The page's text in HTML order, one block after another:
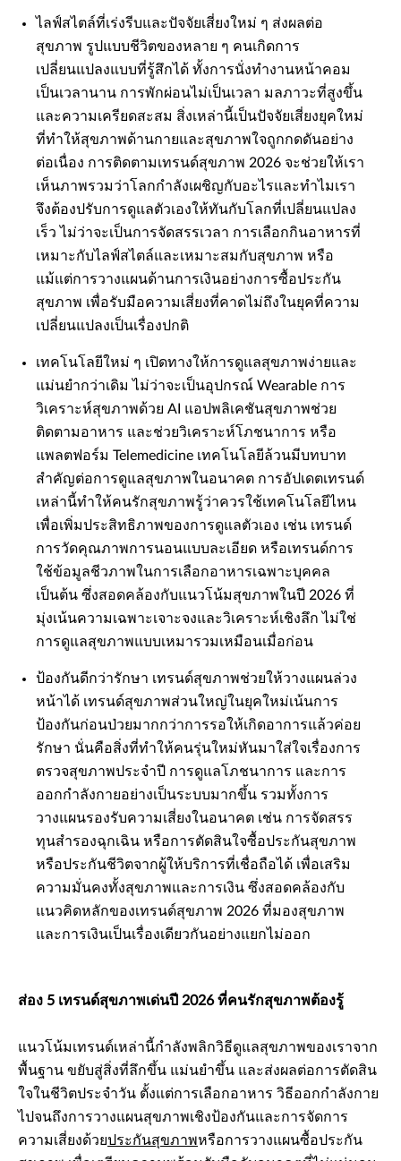
ไลฟ์สไตล์ที่เร่งรีบและปัจจัยเสี่ยงใหม่ ๆ ส่งผลต่อ
สุขภาพ รูปแบบชีวิตของหลาย ๆ คนเกิดการ
เปลี่ยนแปลงแบบที่รู้สึกได้ ทั้งการนั่งทำงานหน้าคอม
เป็นเวลานาน การพักผ่อนไม่เป็นเวลา มลภาวะที่สูงขึ้น
และความเครียดสะสม สิ่งเหล่านี้เป็นปัจจัยเสี่ยงยุคใหม่
ที่ทำให้สุขภาพด้านกายและสุขภาพใจถูกกดดันอย่าง
ต่อเนื่อง การติดตามเทรนด์สุขภาพ 2026 จะช่วยให้เรา
เห็นภาพรวมว่าโลกกำลังเผชิญกับอะไรและทำไมเรา
จึงต้องปรับการดูแลตัวเองให้ทันกับโลกที่เปลี่ยนแปลง
เร็ว ไม่ว่าจะเป็นการจัดสรรเวลา การเลือกกินอาหารที่
เหมาะกับไลฟ์สไตล์และเหมาะสมกับสุขภาพ หรือ
แม้แต่การวางแผนด้านการเงินอย่างการซื้อประกัน
สุขภาพ เพื่อรับมือความเสี่ยงที่คาดไม่ถึงในยุคที่ความ
เปลี่ยนแปลงเป็นเรื่องปกติ
เทคโนโลยีใหม่ ๆ เปิดทางให้การดูแลสุขภาพง่ายและ
แม่นยำกว่าเดิม ไม่ว่าจะเป็นอุปกรณ์ Wearable การ
วิเคราะห์สุขภาพด้วย AI แอปพลิเคชันสุขภาพช่วย
ติดตามอาหาร และช่วยวิเคราะห์โภชนาการ หรือ
แพลตฟอร์ม Telemedicine เทคโนโลยีล้วนมีบทบาท
สำคัญต่อการดูแลสุขภาพในอนาคต การอัปเดตเทรนด์
เหล่านี้ทำให้คนรักสุขภาพรู้ว่าควรใช้เทคโนโลยีไหน
เพื่อเพิ่มประสิทธิภาพของการดูแลตัวเอง เช่น เทรนด์
การวัดคุณภาพการนอนแบบละเอียด หรือเทรนด์การ
ใช้ข้อมูลชีวภาพในการเลือกอาหารเฉพาะบุคคล
เป็นต้น ซึ่งสอดคล้องกับแนวโน้มสุขภาพในปี 2026 ที่
มุ่งเน้นความเฉพาะเจาะจงและวิเคราะห์เชิงลึก ไม่ใช่
การดูแลสุขภาพแบบเหมารวมเหมือนเมื่อก่อน
ป้องกันดีกว่ารักษา เทรนด์สุขภาพช่วยให้วางแผนล่วง
หน้าได้ เทรนด์สุขภาพส่วนใหญ่ในยุคใหม่เน้นการ
ป้องกันก่อนป่วยมากกว่าการรอให้เกิดอาการแล้วค่อย
รักษา นั่นคือสิ่งที่ทำให้คนรุ่นใหม่หันมาใส่ใจเรื่องการ
ตรวจสุขภาพประจำปี การดูแลโภชนาการ และการ
ออกกำลังกายอย่างเป็นระบบมากขึ้น รวมทั้งการ
วางแผนรองรับความเสี่ยงในอนาคต เช่น การจัดสรร
ทุนสำรองฉุกเฉิน หรือการตัดสินใจซื้อประกันสุขภาพ
หรือประกันชีวิตจากผู้ให้บริการที่เชื่อถือได้ เพื่อเสริม
ความมั่นคงทั้งสุขภาพและการเงิน ซึ่งสอดคล้องกับ
แนวคิดหลักของเทรนด์สุขภาพ 2026 ที่มองสุขภาพ
และการเงินเป็นเรื่องเดียวกันอย่างแยกไม่ออก
ส่อง 5 เทรนด์สุขภาพเด่นปี 2026 ที่คนรักสุขภาพต้องรู้
แนวโน้มเทรนด์เหล่านี้กำลังพลิกวิธีดูแลสุขภาพของเราจาก
พื้นฐาน ขยับสู่สิ่งที่ลึกขึ้น แม่นยำขึ้น และส่งผลต่อการตัดสิน
ใจในชีวิตประจำวัน ตั้งแต่การเลือกอาหาร วิธีออกกำลังกาย
ไปจนถึงการวางแผนสุขภาพเชิงป้องกันและการจัดการ
ความเสี่ยงด้วยประกันสุขภาพหรือการวางแผนซื้อประกัน